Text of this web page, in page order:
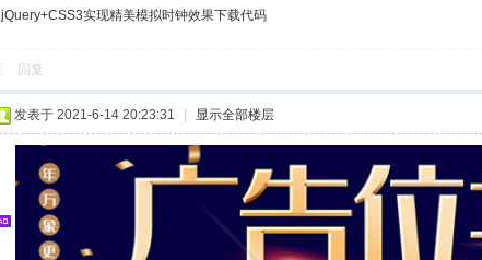
jQuery+CSS3实现精美模拟时钟效果下载代码
回复
发表于 2021-6-14 20:23:31 显示全部楼层